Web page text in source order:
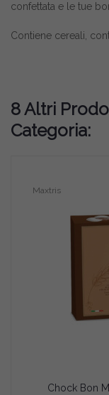
confettata e le tue
Contiene cereali,
8 Altri
Categoria:
Maxtris
Chock Bon